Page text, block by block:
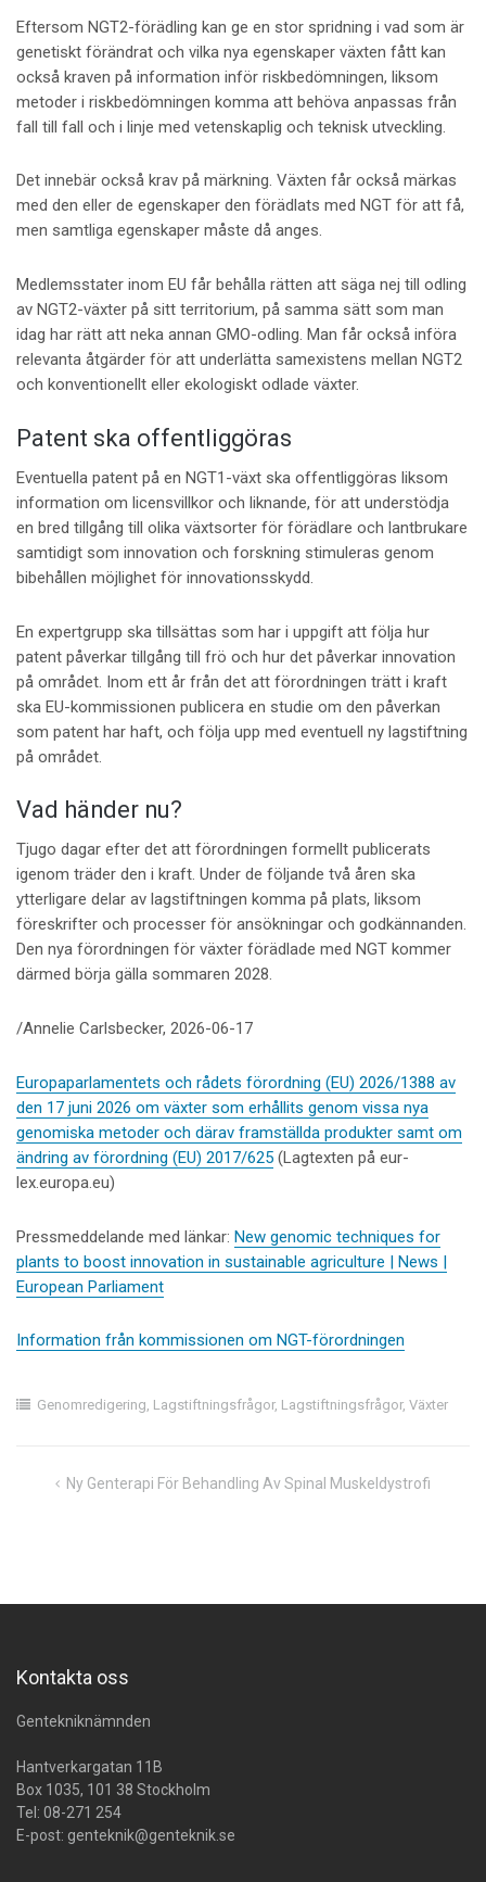
Eftersom NGT2-förädling kan ge en stor spridning i vad som är
genetiskt förändrat och vilka nya egenskaper växten fått kan
också kraven på information inför riskbedömningen, liksom
metoder i riskbedömningen komma att behöva anpassas från
fall till fall och i linje med vetenskaplig och teknisk utveckling.
Det innebär också krav på märkning. Växten får också märkas
med den eller de egenskaper den förädlats med NGT för att få,
men samtliga egenskaper måste då anges.
Medlemsstater inom EU får behålla rätten att säga nej till odling
av NGT2-växter på sitt territorium, på samma sätt som man
idag har rätt att neka annan GMO-odling. Man får också införa
relevanta åtgärder för att underlätta samexistens mellan NGT2
och konventionellt eller ekologiskt odlade växter.
Patent ska offentliggöras
Eventuella patent på en NGT1-växt ska offentliggöras liksom
information om licensvillkor och liknande, för att understödja
en bred tillgång till olika växtsorter för förädlare och lantbrukare
samtidigt som innovation och forskning stimuleras genom
bibehållen möjlighet för innovationsskydd.
En expertgrupp ska tillsättas som har i uppgift att följa hur
patent påverkar tillgång till frö och hur det påverkar innovation
på området. Inom ett år från det att förordningen trätt i kraft
ska EU-kommissionen publicera en studie om den påverkan
som patent har haft, och följa upp med eventuell ny lagstiftning
på området.
Vad händer nu?
Tjugo dagar efter det att förordningen formellt publicerats
igenom träder den i kraft. Under de följande två åren ska
ytterligare delar av lagstiftningen komma på plats, liksom
föreskrifteroch processer för ansökningar och godkännanden.
Den nya förordningen för växter förädlade med NGT kommer
därmed börja gälla sommaren 2028.
/Annelie Carlsbecker, 2026-06-17
Europaparlamentets och rådets förordning (EU) 2026/1388 av
den 17 juni 2026 om växter som erhållits genom vissa nya
genomiska metoder och därav framställda produkter samt om
ändring av förordning (EU) 2017/625(Lagtexten på eur-
lex.europa.eu)
Pressmeddelande med länkar: New genomic techniques for
plants to boost innovation in sustainable agriculture | News |
European Parliament
Information från kommissionen om NGT-förordningen
Genomredigering, Lagstiftningsfrågor, Lagstiftningsfrågor, Växter
Inläggsnavigering
Ny Genterapi För Behandling Av Spinal Muskeldystrofi
Kontakta oss
Gentekniknämnden
Hantverkargatan 11B
Box 1035, 101 38 Stockholm
Tel: 08-271 254
E-post: genteknik@genteknik.se